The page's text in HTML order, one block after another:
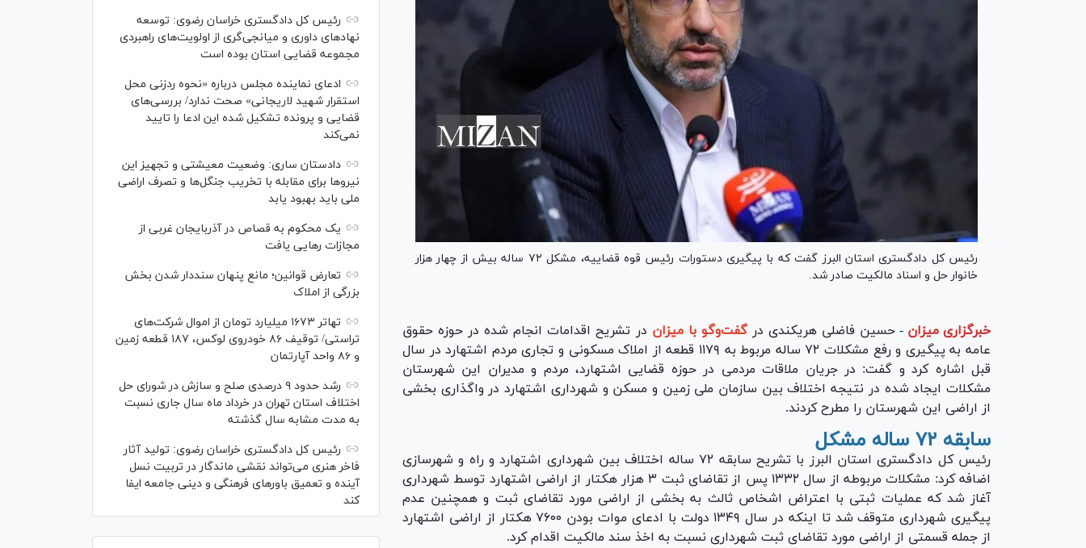
رئیس کل دادگستری استان البرز گفت که با پیگیری دستورات رئیس قوه قضاییه، مشکل ۷۲ ساله بیش از چهار هزار
خانوار حل و اسناد مالکیت صادر شد.
خبرگزاری میزان - حسین فاضلی هریکندی درگفت‌و‌گو با میزان در تشریح اقدامات انجام شده در حوزه حقوق
عامه به پیگیری و رفع مشکلات ۷۲ ساله مربوط به ۱۱۷۹ قطعه از املاک مسکونی و تجاری مردم اشتهارد در سال
قبل اشاره کرد و گفت: در جریان ملاقات مردمی در حوزه قضایی اشتهارد، مردم و مدیران این شهرستان
مشکلات ایجاد شده در نتیجه اختلاف بین سازمان ملی زمین و مسکن و شهرداری اشتهارد در واگذاری بخشی
از اراضی این شهرستان را مطرح کردند.
سابقه ۷۲ ساله مشکل
رئیس کل دادگستری استان البرز با تشریح سابقه ۷۲ ساله اختلاف بین شهرداری اشتهارد و راه و شهرسازی
اضافه کرد: مشکلات مربوطه از سال ۱۳۳۲ پس از تقاضای ثبت ۳ هزار هکتار از اراضی اشتهارد توسط شهرداری
آغاز شد که عملیات ثبتی با اعتراض اشخاص ثالث به بخشی از اراضی مورد تقاضای ثبت و همچنین عدم
پیگیری شهرداری متوقف شد تا اینکه در سال ۱۳۴۹ دولت با ادعای موات بودن ۷۶۰۰ هکتار از اراضی اشتهارد
از جمله قسمتی از اراضی مورد تقاضای ثبت شهرداری نسبت به اخذ سند مالکیت اقدام کرد.
رئیس کل دادگستری خراسان رضوی: توسعه
نهاد‌های داوری و میانجی‌گری از اولویت‌های راهبردی
مجموعه قضایی استان بوده است
ادعای نماینده مجلس درباره «نحوه ردزنی محل
استقرار شهید لاریجانی» صحت ندارد/ بررسی‌های
قضایی و پرونده تشکیل شده این ادعا را تایید
نمی‌کند
دادستان ساری: وضعیت معیشتی و تجهیز این
نیرو‌ها برای مقابله با تخریب جنگل‌ها و تصرف اراضی
ملی باید بهبود یابد
یک محکوم به قصاص در آذربایجان‌ غربی از
مجازات رهایی یافت
تعارض قوانین؛ مانع پنهان سنددار شدن بخش
بزرگی از املاک
تهاتر ۱۶۷۳ میلیارد تومان از اموال شرکت‌های
تراستی/ توقیف ۸۶ خودروی لوکس، ۱۸۷ قطعه زمین
و ۸۶ واحد آپارتمان
رشد حدود ۹ درصدی صلح و سازش در شورای حل
اختلاف استان تهران در خرداد ماه سال جاری نسبت
به مدت مشابه سال گذشته
رئیس کل دادگستری خراسان رضوی: تولید آثار
فاخر هنری می‌تواند نقشی ماندگار در تربیت نسل
آینده و تعمیق باور‌های فرهنگی و دینی جامعه ایفا
کند